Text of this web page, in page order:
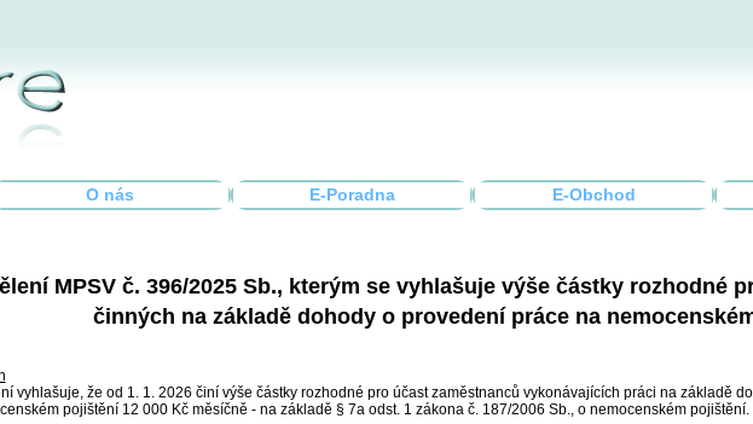
O nás E-Poradna E-Obchod
MPSV č. 396/2025 Sb., kterým se vyhlašuje výše částky rozhodné
činných na základě dohody o provedení práce na
vyhlašuje, že od 1. 1. 2026 činí výše částky rozhodné pro účast zaměstnanců vykonávajících práci na základě
pojištění 12 000 Kč měsíčně - na základě § 7a odst. 1 zákona č. 187/2006 Sb., o nemocenském pojištění.